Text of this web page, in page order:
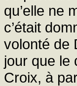
qu’elle ne
c’était
volonté de
jour que le
Croix, à